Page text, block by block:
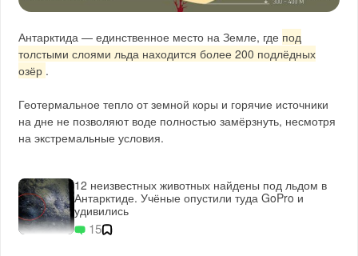
Антарктида — единственное место на Земле, где под
толстыми слоями льда находится более 200 подлёдных
озёр .
Геотермальное тепло от земной коры и горячие источники
на дне не позволяют воде полностью замёрзнуть, несмотря
на экстремальные условия.
12 неизвестных животных найдены под льдом в
Антарктиде. Учёные опустили туда GoPro и
удивились
15